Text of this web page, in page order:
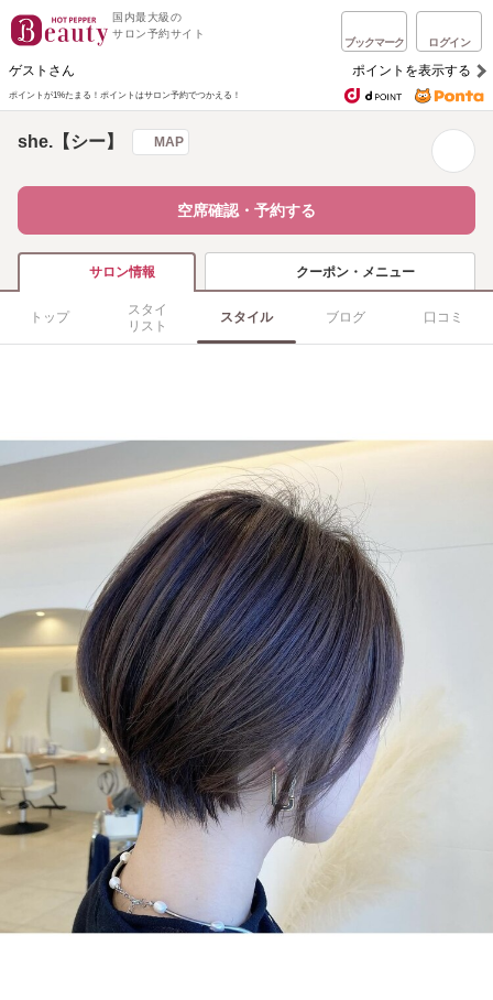
国内最大級の
サロン予約サイト
ブックマーク ログイン
ゲストさん ポイントを表示する
ポイントが1%たまる！ ポイントはサロン予約でつかえる！
she.【シー】 MAP
空席確認・予約する
サロン情報 クーポン・メニュー
トップ
スタイ
リスト
スタイル ブログ 口コミ